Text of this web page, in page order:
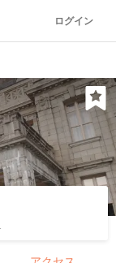
ログイン